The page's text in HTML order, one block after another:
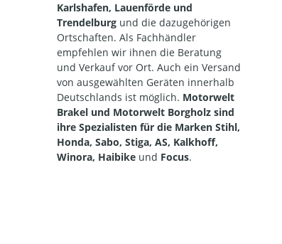
Karlshafen, Lauenförde und
Trendelburg und die dazugehörigen
Ortschaften. Als Fachhändler
empfehlen wir ihnen die Beratung
und Verkauf vor Ort. Auch ein Versand
von ausgewählten Geräten innerhalb
Deutschlands ist möglich. Motorwelt
Brakel und Motorwelt Borgholz sind
ihre Spezialisten für die Marken Stihl,
Honda, Sabo, Stiga, AS, Kalkhoff,
Winora, Haibike und Focus.